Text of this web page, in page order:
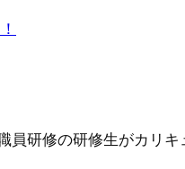
員研修の研修生がカリ